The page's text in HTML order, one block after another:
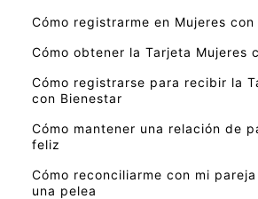
Cómo registrarme en Mujeres con
Cómo obtener la Tarjeta Mujeres
Cómo registrarse para recibir la
con Bienestar
Cómo mantener una relación de
feliz
Cómo reconciliarme con mi
una pelea